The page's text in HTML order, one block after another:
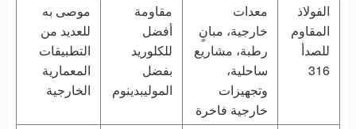
الفولاذ
المقاوم
للصدأ
316
معدات
خارجية، مبانٍ
رطبة، مشاريع
ساحلية،
وتجهيزات
خارجية فاخرة
مقاومة
أفضل
للكلوريد
بفضل
الموليبدينوم
موصى به
للعديد من
التطبيقات
المعمارية
الخارجية